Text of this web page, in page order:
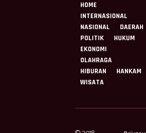
HOME
INTERNASIONAL
NASIONAL
DAERAH
POLITIK
HUKUM
EKONOMI
OLAHRAGA
HIBURAN
HANKAM
WISATA